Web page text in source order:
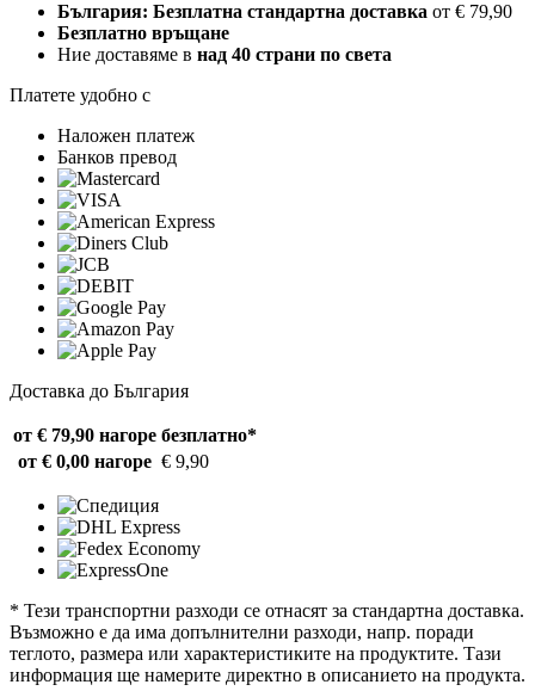
България: Безплатна стандартна доставка от € 79,90
Безплатно връщане
Ние доставяме в над 40 страни по света
Платете удобно с
Наложен платеж
Банков превод
Доставка до България
от € 79,90 нагоре безплатно*
от € 0,00 нагоре € 9,90
* Тези транспортни разходи се отнасят за стандартна доставка.
Възможно е да има допълнителни разходи, напр. поради
теглото, размера или характеристиките на продуктите. Тази
информация ще намерите директно в описанието на продукта.